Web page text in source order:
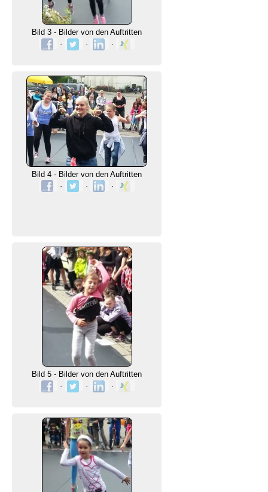
Bild 3 - Bilder von den Auftritten
·
· ·
Bild 4 - Bilder von den Auftritten
·
· ·
Bild 5 - Bilder von den Auftritten
·
· ·